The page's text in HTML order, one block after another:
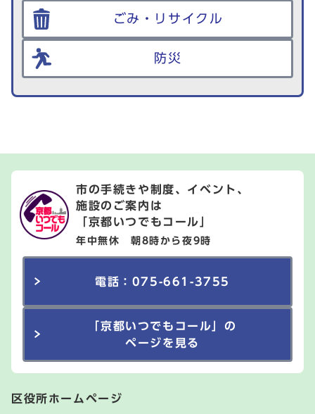
ごみ・リサイクル
防災
市の手続きや制度、イベント、
施設のご案内は
「京都いつでもコール」
年中無休 朝8時から夜9時
電話：075-661-3755
「京都いつでもコール」の
ページを見る
区役所ホームページ